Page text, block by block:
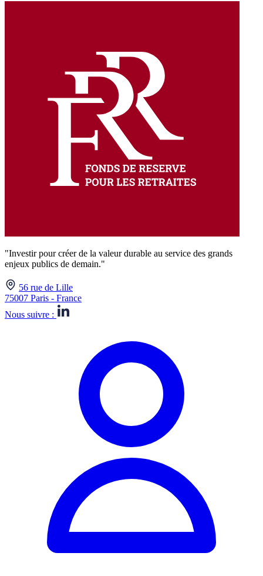
"Investir pour créer de la valeur durable au service des grands
enjeux publics de demain."
56 rue de Lille
75007 Paris - France
Nous suivre :